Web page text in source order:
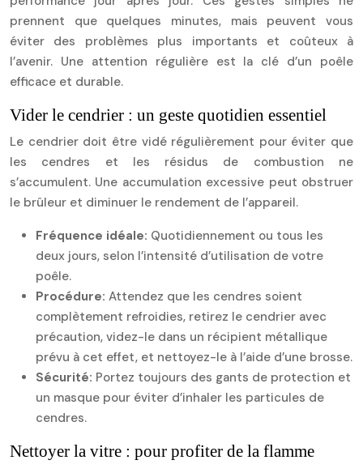
prennent que quelques minutes, mais peuvent vous
éviter des problèmes plus importants et coûteux à
l’avenir. Une attention régulière est la clé d’un poêle
efficace et durable.
Vider le cendrier : un geste quotidien essentiel
Le cendrier doit être vidé régulièrement pour éviter que
les cendres et les résidus de combustion ne
s’accumulent. Une accumulation excessive peut obstruer
le brûleur et diminuer le rendement de l’appareil.
Fréquence idéale: Quotidiennement ou tous les
deux jours, selon l’intensité d’utilisation de votre
poêle.
Procédure: Attendez que les cendres soient
complètement refroidies, retirez le cendrier avec
précaution, videz-le dans un récipient métallique
prévu à cet effet, et nettoyez-le à l’aide d’une brosse.
Sécurité: Portez toujours des gants de protection et
un masque pour éviter d’inhaler les particules de
cendres.
Nettoyer la vitre : pour profiter de la flamme